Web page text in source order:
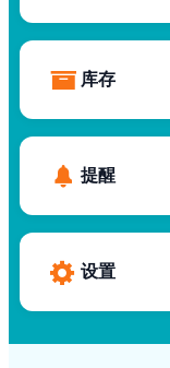
库存
提醒
设置